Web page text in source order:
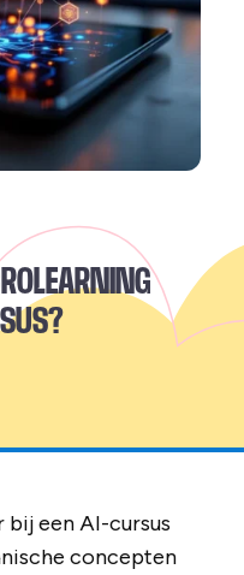
een AI-cursus
concepten